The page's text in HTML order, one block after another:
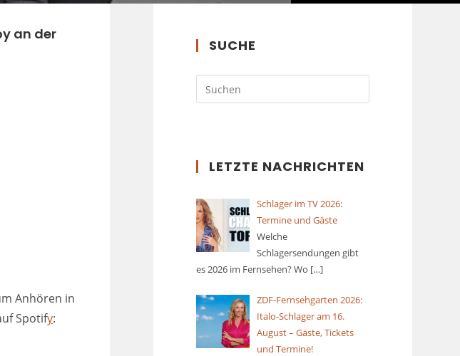
an der
Anhören in
Spotify:
SUCHE
LETZTE NACHRICHTEN
Schlager im TV 2026:
Termine und Gäste
Welche
Schlagersendungen gibt
es 2026 im Fernsehen? Wo […]
ZDF-Fernsehgarten 2026:
Italo-Schlager am 16.
August – Gäste, Tickets
und Termine!